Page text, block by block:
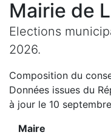
Mairie de
Elections
2026.
Composition du
Données issues du
à jour le 10
Maire